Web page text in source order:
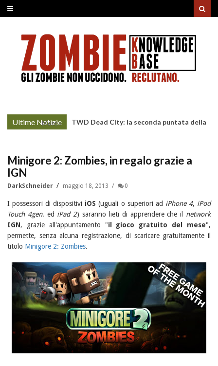
Ultime Notizie
More »
TWD Dead City: la seconda puntata della
Minigore 2: Zombies, in regalo grazie a
IGN
DarkSchneider maggio 18, 2013 0
I possessori di dispositivi iOS (uguali o superiori ad iPhone 4, iPod
Touch 4gen. ed iPad 2) saranno lieti di apprendere che il network
IGN, grazie all'appuntamento "il gioco gratuito del mese",
permette, senza alcuna registrazione, di scaricare gratuitamente il
titolo Minigore 2: Zombies.